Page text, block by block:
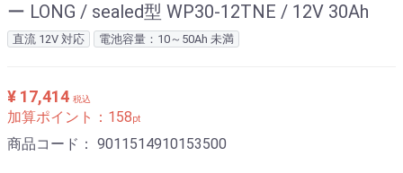
ー LONG / sealed型 WP30-12TNE / 12V 30Ah
直流 12V 対応 電池容量：10～50Ah 未満
¥ 17,414 税込
加算ポイント： 158pt
商品コード： 9011514910153500